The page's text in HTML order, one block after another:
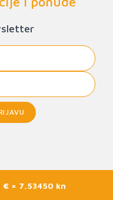
= 7,53450 kn